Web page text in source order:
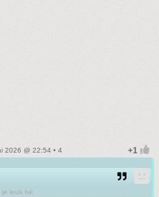
2026 @ 22:54 • 4
je leuk hè